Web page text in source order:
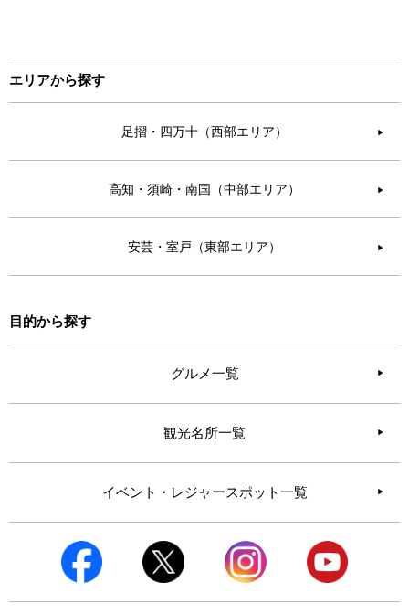
エリアから探す
足摺・四万十（西部エリア） ▶︎
高知・須崎・南国（中部エリア） ▶︎
安芸・室戸（東部エリア） ▶︎
目的から探す
グルメ一覧
観光名所一覧
イベント・レジャースポット一覧